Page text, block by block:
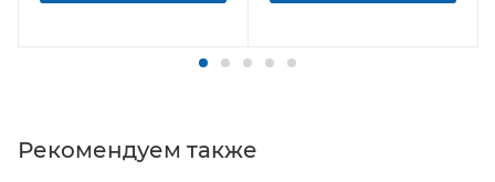
Рекомендуем также